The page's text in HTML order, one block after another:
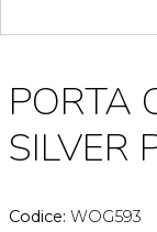
PORTA
SILVER
Codice: WOG593